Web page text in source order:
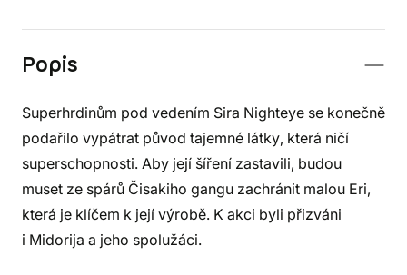
Popis
Superhrdinům pod vedením Sira Nighteye se konečně
podařilo vypátrat původ tajemné látky, která ničí
superschopnosti. Aby její šíření zastavili, budou
muset ze spárů Čisakiho gangu zachránit malou Eri,
která je klíčem k její výrobě. K akci byli přizváni
i Midorija a jeho spolužáci.